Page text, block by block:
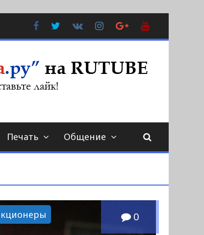
FacebookTwitter
Контакте
Instagram
Google
Plus
Печать Общение
0